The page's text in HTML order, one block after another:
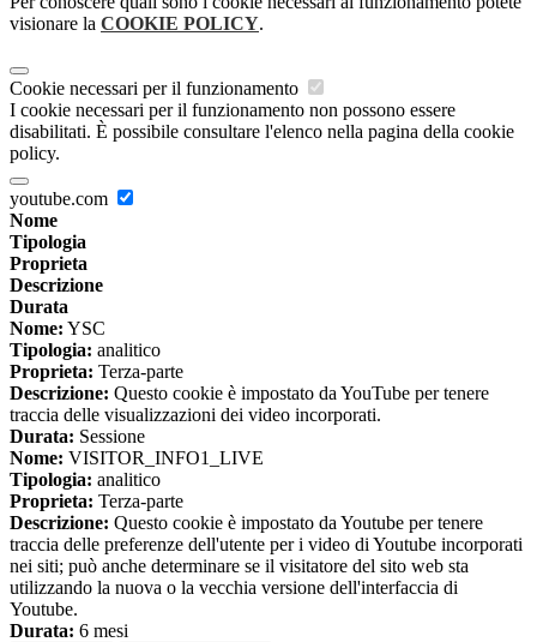
visionare la COOKIE POLICY.
Cookie necessari per il funzionamento
I cookie necessari per il funzionamento non possono essere
disabilitati. È possibile consultare l'elenco nella pagina della cookie
policy.
youtube.com
Nome
Tipologia
Proprieta
Descrizione
Durata
Nome: YSC
Tipologia: analitico
Proprieta: Terza-parte
Descrizione: Questo cookie è impostato da YouTube per tenere
traccia delle visualizzazioni dei video incorporati.
Durata: Sessione
Nome: VISITOR_INFO1_LIVE
Tipologia: analitico
Proprieta: Terza-parte
Descrizione: Questo cookie è impostato da Youtube per tenere
traccia delle preferenze dell'utente per i video di Youtube incorporati
nei siti; può anche determinare se il visitatore del sito web sta
utilizzando la nuova o la vecchia versione dell'interfaccia di
Youtube.
Durata: 6 mesi